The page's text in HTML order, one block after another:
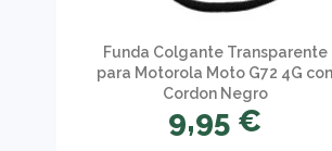
Funda Colgante Transparente
para Motorola Moto G72 4G con
Cordon Negro
9,95 €